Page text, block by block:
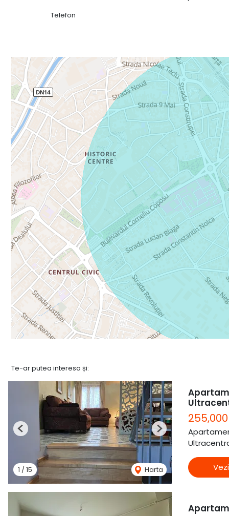
Complet mobilat și utilat
Ideal atât pentru locuit, cât și pentru investiție
Preț: 132 500 Euro, negociabil
Pentru mai multe detalii sau pentru a programa o
0744 356 990.
Nu ratați ocazia de a achiziționa un apartament
dumneavoastră cămin!
Telefon
Te-ar putea interesa și:
1 /15 Harta
Previous Next